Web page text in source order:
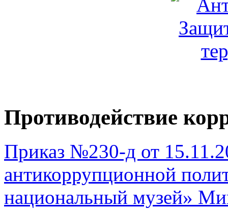
Противодействие
Приказ №230-д от
антикоррупционной
национальный музей»